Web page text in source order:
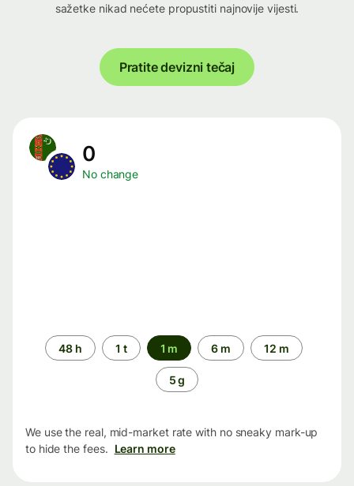
sažetke nikad nećete propustiti najnovije vijesti.
Pratite devizni tečaj
0
No change
Time
period
48 h 1 t 1 m 6 m 12 m
5 g
We use the real, mid-market rate with no sneaky mark-up
to hide the fees. Learn more